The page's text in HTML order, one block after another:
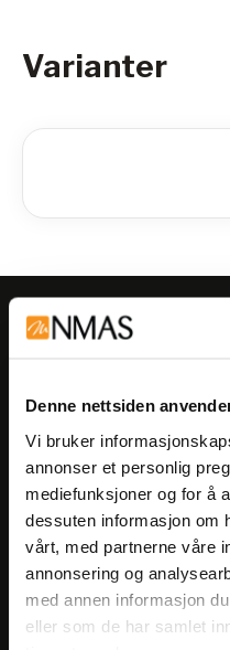
Denne nettsiden
Vi bruker
annonser et personlig
mediefunksjoner og for å
dessuten informasjon om
vårt, med partnerne våre
annonsering og
med annen informasjon
eller som de har samlet
Varianter
Få informasjon om
arrangementer
Meld på